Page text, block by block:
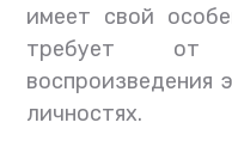
имеет свой
требует от
воспроизведения
личностях.